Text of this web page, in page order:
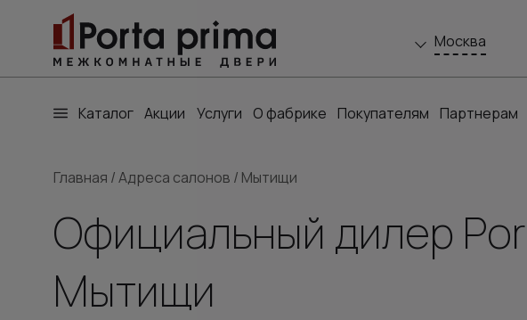
Москва
Каталог Акции Услуги О фабрике Покупателям Партнерам
Главная /Адреса салонов / Мытищи
Официальный дилер
Мытищи